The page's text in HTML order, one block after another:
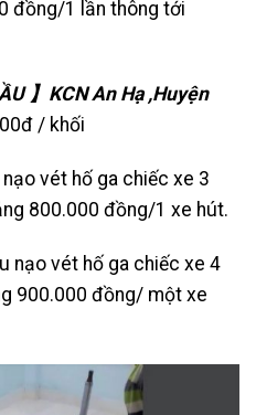
đồng/1 lần thông tới
】KCN An Hạ ,Huyện
/ khối
vét hố ga chiếc xe 3
800.000 đồng/1 xe hút.
nạo vét hố ga chiếc xe 4
900.000 đồng/ một xe